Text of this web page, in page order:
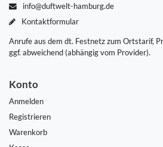
info@duftwelt-hamburg.de
Kontaktformular
Anrufe aus dem dt. Festnetz zum Ortstarif,
ggf. abweichend (abhängig vom Provider).
Konto
Anmelden
Registrieren
Warenkorb